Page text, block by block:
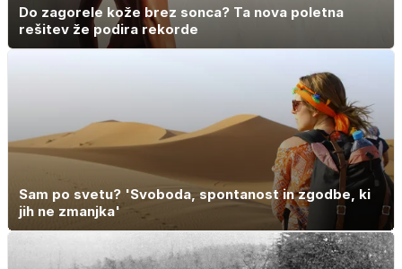
Do zagorele kože brez sonca? Ta nova poletna
rešitev že podira rekorde
Sam po svetu? 'Svoboda, spontanost in zgodbe, ki
jih ne zmanjka'